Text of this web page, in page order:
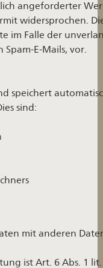
angeforderter
widersprochen.
im Falle der
E-Mails, vor.
speichert
sind:
mit anderen
ist Art. 6 Abs. 1 lit.